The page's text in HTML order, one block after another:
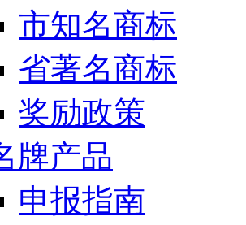
市知名商标
省著名商标
奖励政策
牌产品
申报指南